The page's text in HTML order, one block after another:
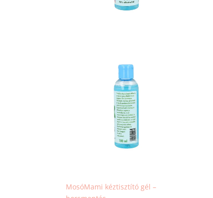
MosóMami kéztisztító gél –